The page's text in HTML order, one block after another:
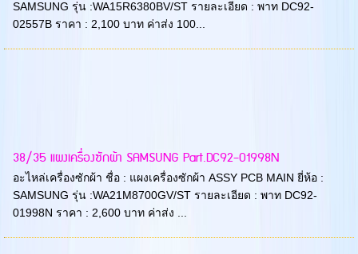
SAMSUNG รุ่น :WA15R6380BV/ST รายละเอียด : พาท DC92-
02557B ราคา : 2,100 บาท ค่าส่ง 100...
38/35 แผงเครื่องซักผ้า SAMSUNG Part.DC92-01998N
อะไหล่เครื่องซักผ้า ชื่อ : แผงเครื่องซักผ้า ASSY PCB MAIN ยี่ห้อ :
SAMSUNG รุ่น :WA21M8700GV/ST รายละเอียด : พาท DC92-
01998N ราคา : 2,600 บาท ค่าส่ง ...